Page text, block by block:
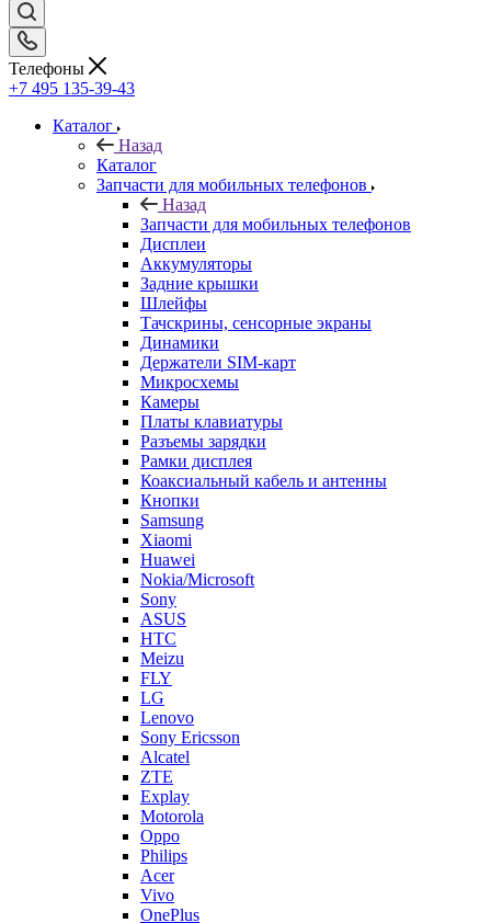
Телефоны
+7 495 135-39-43
Каталог
Назад
Каталог
Запчасти для мобильных телефонов
Назад
Запчасти для мобильных телефонов
Дисплеи
Аккумуляторы
Задние крышки
Шлейфы
Тачскрины, сенсорные экраны
Динамики
Держатели SIM-карт
Микросхемы
Камеры
Платы клавиатуры
Разъемы зарядки
Рамки дисплея
Коаксиальный кабель и антенны
Кнопки
Samsung
Xiaomi
Huawei
Nokia/Microsoft
Sony
ASUS
HTC
Meizu
FLY
LG
Lenovo
Sony Ericsson
Alcatel
ZTE
Explay
Motorola
Oppo
Philips
Acer
Vivo
OnePlus